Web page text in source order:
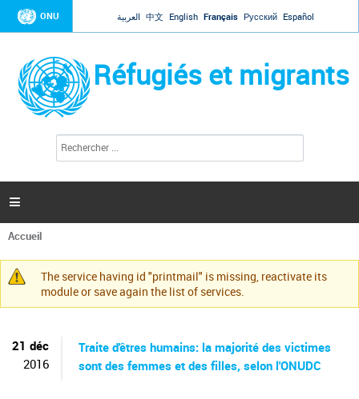
Jump to navigation
ONU العربية 中文 English Français Русский Español
Réfugiés et migrants
l
c
h

Vous
êtes
ici
Accueil
Message
d'avertissement
The service having id "printmail" is missing, reactivate its
module or save again the list of services.
21 déc
2016
Traite d'êtres humains: la majorité des victimes
sont des femmes et des filles, selon l'ONUDC